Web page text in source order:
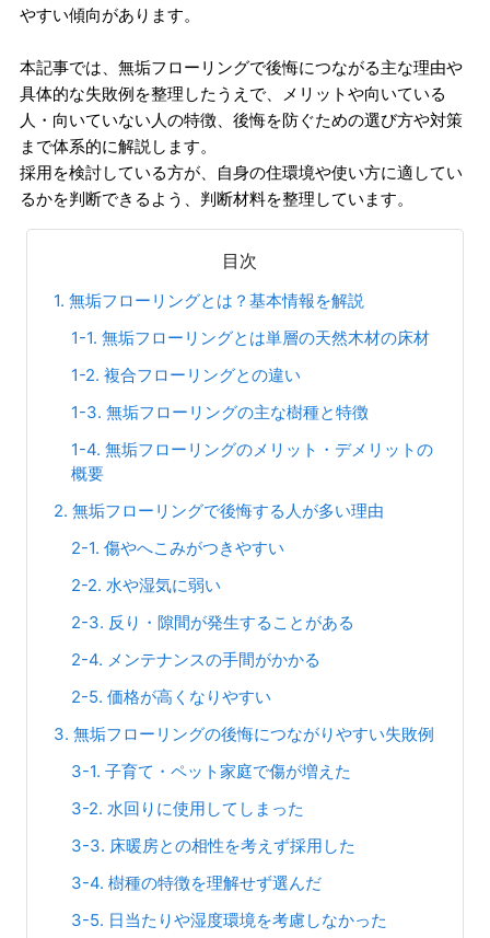
やすい傾向があります。
本記事では、無垢フローリングで後悔につながる主な理由や
具体的な失敗例を整理したうえで、メリットや向いている
人・向いていない人の特徴、後悔を防ぐための選び方や対策
まで体系的に解説します。
採用を検討している方が、自身の住環境や使い方に適してい
るかを判断できるよう、判断材料を整理しています。
目次
1. 無垢フローリングとは？基本情報を解説
1-1. 無垢フローリングとは単層の天然木材の床材
1-2. 複合フローリングとの違い
1-3. 無垢フローリングの主な樹種と特徴
1-4. 無垢フローリングのメリット・デメリットの
概要
2. 無垢フローリングで後悔する人が多い理由
2-1. 傷やへこみがつきやすい
2-2. 水や湿気に弱い
2-3. 反り・隙間が発生することがある
2-4. メンテナンスの手間がかかる
2-5. 価格が高くなりやすい
3. 無垢フローリングの後悔につながりやすい失敗例
3-1. 子育て・ペット家庭で傷が増えた
3-2. 水回りに使用してしまった
3-3. 床暖房との相性を考えず採用した
3-4. 樹種の特徴を理解せず選んだ
3-5. 日当たりや湿度環境を考慮しなかった